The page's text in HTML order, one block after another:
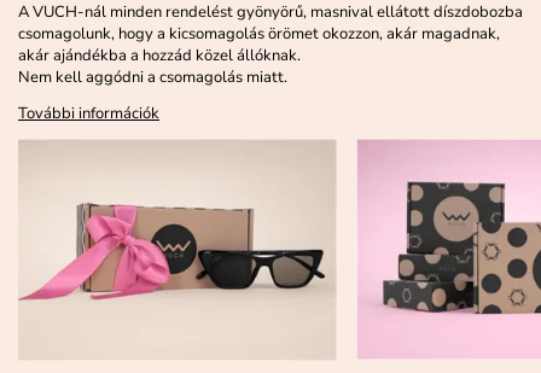
A VUCH-nál minden rendelést gyönyörű, masnival ellátott díszdobozba
csomagolunk, hogy a kicsomagolás örömet okozzon, akár magadnak,
akár ajándékba a hozzád közel állóknak.
Nem kell aggódni a csomagolás miatt.
További információk